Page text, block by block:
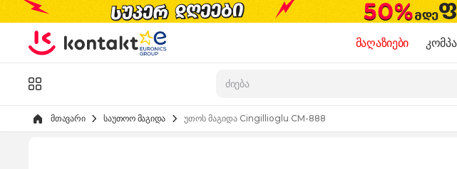
Skip to Content
მაღაზიები
მთავარი საუთოო მაგიდა უთოს მაგიდა Cingillioglu CM-888